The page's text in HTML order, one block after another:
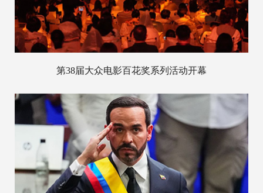
第38届大众电影百花奖系列活动开幕